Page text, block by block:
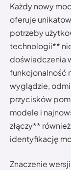
Każdy nowy
oferuje
potrzeby
technologii**
doświadczenia
funkcjonalność
wyglądzie,
przycisków
modele i
złączy**
identyfikację
Znaczenie